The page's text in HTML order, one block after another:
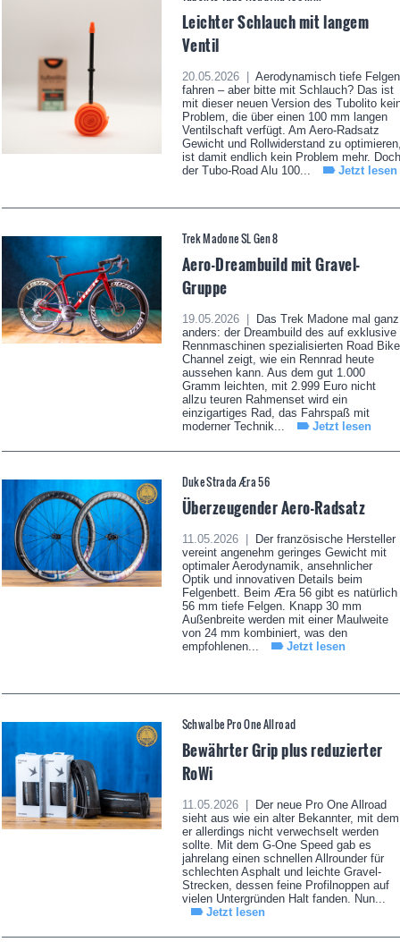
Leichter Schlauch mit langem
Ventil
20.05.2026 |
Aerodynamisch tiefe Felgen
fahren – aber bitte mit Schlauch? Das ist
mit dieser neuen Version des Tubolito
Problem, die über einen 100 mm langen
Ventilschaft verfügt. Am Aero-Radsatz
Gewicht und Rollwiderstand zu
ist damit endlich kein Problem mehr. Doch
der Tubo-Road Alu 100...
Jetzt lesen
Trek Madone SL Gen 8
Aero-Dreambuild mit Gravel-
Gruppe
19.05.2026 |
Das Trek Madone mal ganz
anders: der Dreambuild des auf exklusive
Rennmaschinen spezialisierten Road Bike
Channel zeigt, wie ein Rennrad heute
aussehen kann. Aus dem gut 1.000
Gramm leichten, mit 2.999 Euro nicht
allzu teuren Rahmenset wird ein
einzigartiges Rad, das Fahrspaß mit
moderner Technik...
Jetzt lesen
Duke Strada Æra 56
Überzeugender Aero-Radsatz
11.05.2026 |
Der französische Hersteller
vereint angenehm geringes Gewicht mit
optimaler Aerodynamik, ansehnlicher
Optik und innovativen Details beim
Felgenbett. Beim Æra 56 gibt es natürlich
56 mm tiefe Felgen. Knapp 30 mm
Außenbreite werden mit einer Maulweite
von 24 mm kombiniert, was den
empfohlenen...
Jetzt lesen
Schwalbe Pro One Allroad
Bewährter Grip plus reduzierter
RoWi
11.05.2026 |
Der neue Pro One Allroad
sieht aus wie ein alter Bekannter, mit dem
er allerdings nicht verwechselt werden
sollte. Mit dem G-One Speed gab es
jahrelang einen schnellen Allrounder für
schlechten Asphalt und leichte Gravel-
Strecken, dessen feine Profilnoppen auf
vielen Untergründen Halt fanden. Nun...
Jetzt lesen